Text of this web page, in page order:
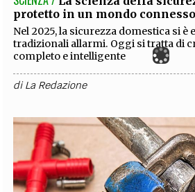
protetto in un mondo
Nel 2025, la sicurezza domestica si è
tradizionali allarmi. Oggi si tratta di
completo e intelligente
diLa Redazione